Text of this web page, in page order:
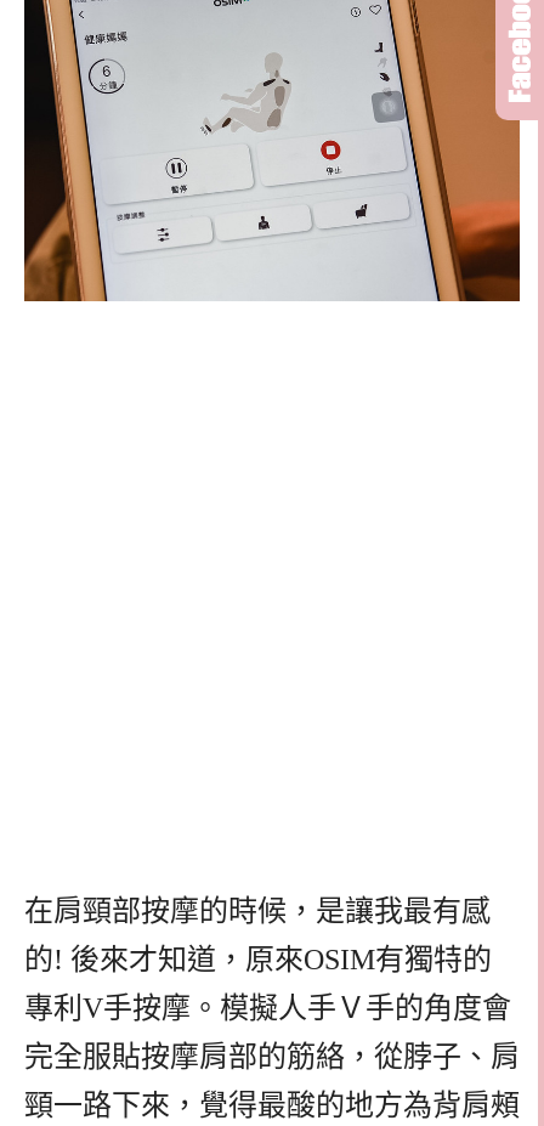
在肩頸部按摩的時候，是讓我最有感
的! 後來才知道，原來OSIM有獨特的
專利V手按摩。模擬人手Ｖ手的角度會
完全服貼按摩肩部的筋絡，從脖子、肩
頸一路下來，覺得最酸的地方為背肩頰